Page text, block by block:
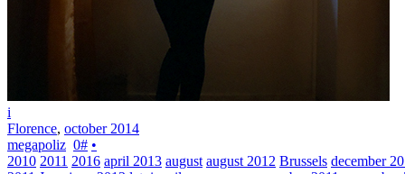
i
Florence, october 2014
megapoliz 0# •
2010 2011 2016 april 2013 august august 2012 Brussels december